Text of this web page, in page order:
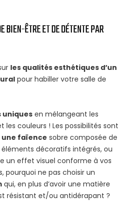
BIEN-ÊTRE ET DE DÉTENTE PAR
les qualités esthétiques d’un
pour habiller votre salle de
uniques en mélangeant les
les couleurs ! Les possibilités sont
une faïence sobre composée de
décoratifs intégrés, ou
un effet visuel conforme à vos
pourquoi ne pas choisir un
qui, en plus d’avoir une matière
résistant et/ou antidérapant ?